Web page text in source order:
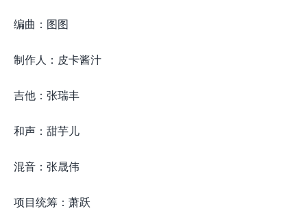
编曲：图图
制作人：皮卡酱汁
吉他：张瑞丰
和声：甜芋儿
混音：张晟伟
项目统筹：萧跃